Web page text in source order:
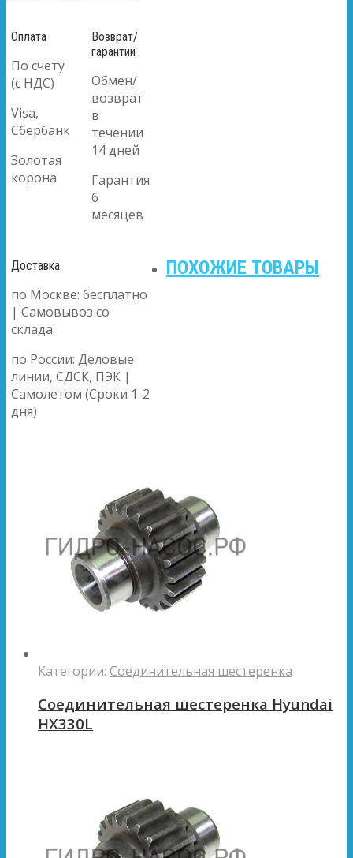
Оплата
По счету
(с НДС)
Visa,
Сбербанк
Золотая
корона
Возврат/
гарантии
Обмен/
возврат
в
течении
14 дней
Гарантия
6
месяцев
Доставка
по Москве: бесплатно
| Самовывоз со
склада
по России: Деловые
линии, СДСК, ПЭК |
Самолетом (Сроки 1-2
дня)
ПОХОЖИЕ ТОВАРЫ
Категории: Соединительная шестеренка
Соединительная шестеренка Hyundai
HX330L